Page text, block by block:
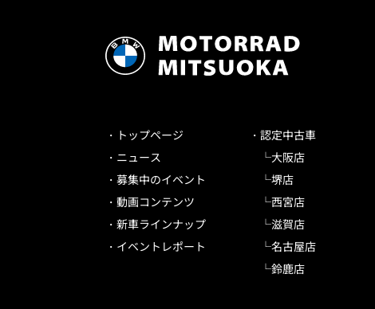
トップページ
ニュース
募集中のイベント
動画コンテンツ
新車ラインナップ
イベントレポート
認定中古車
大阪店
堺店
西宮店
滋賀店
名古屋店
鈴鹿店